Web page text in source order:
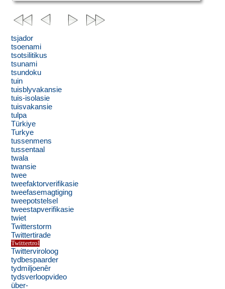
tsjador
tsoenami
tsotsilitikus
tsunami
tsundoku
tuin
tuisblyvakansie
tuis-isolasie
tuisvakansie
tulpa
Türkiye
Turkye
tussenmens
tussentaal
twala
twansie
twee
tweefaktorverifikasie
tweefasemagtiging
tweepotstelsel
tweestapverifikasie
twiet
Twitterstorm
Twittertirade
Twittertrol
Twitterviroloog
tydbespaarder
tydmiljoenêr
tydsverloopvideo
über-